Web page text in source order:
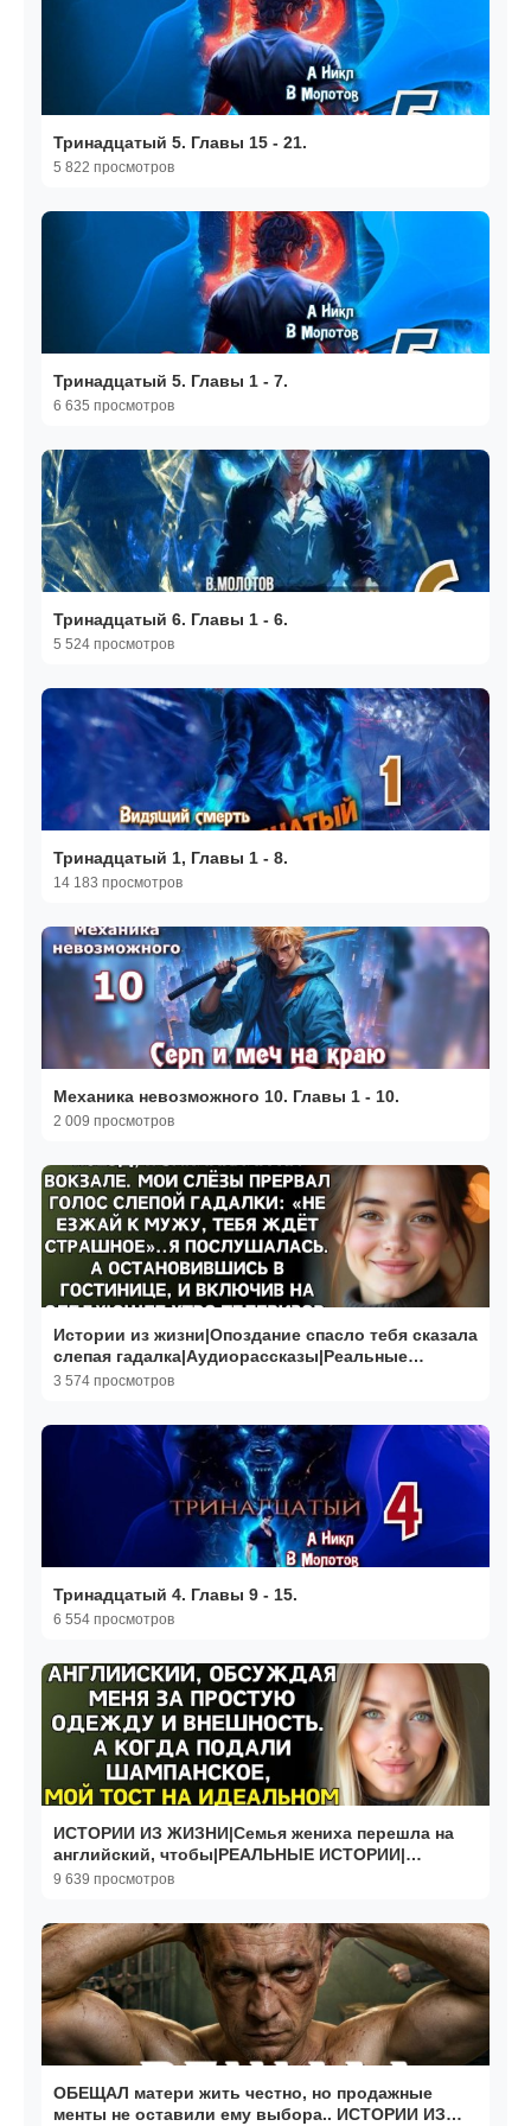
Тринадцатый 5. Главы 15 - 21.
5 822 просмотров
Тринадцатый 5. Главы 1 - 7.
6 635 просмотров
Тринадцатый 6. Главы 1 - 6.
5 524 просмотров
Тринадцатый 1, Главы 1 - 8.
14 183 просмотров
Механика невозможного 10. Главы 1 - 10.
2 009 просмотров
Истории из жизни|Опоздание спасло тебя сказала
слепая гадалка|Аудиорассказы|Реальные
истории
3 574 просмотров
Тринадцатый 4. Главы 9 - 15.
6 554 просмотров
ИСТОРИИ ИЗ ЖИЗНИ|Семья жениха перешла на
английский, чтобы|РЕАЛЬНЫЕ ИСТОРИИ|
ЖИЗНЕННЫЕ ИСТОРИИ
9 639 просмотров
ОБЕЩАЛ матери жить честно, но продажные
менты не оставили ему выбора.. ИСТОРИИ ИЗ